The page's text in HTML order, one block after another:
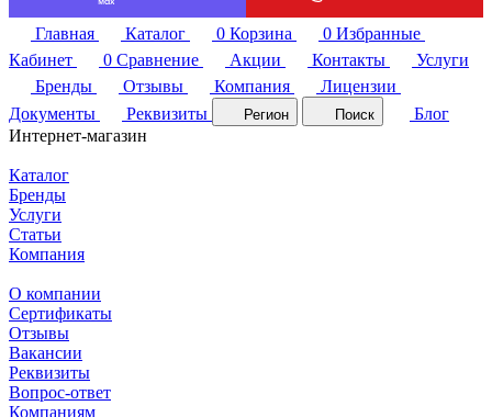
Главная Каталог 0 Корзина 0 Избранные
Кабинет
0 Сравнение Акции Контакты
Услуги
Бренды
Отзывы Компания
Лицензии
Документы
Реквизиты Регион Поиск
Блог
Интернет-магазин
Каталог
Бренды
Услуги
Статьи
Компания
О компании
Сертификаты
Отзывы
Вакансии
Реквизиты
Вопрос-ответ
Компаниям